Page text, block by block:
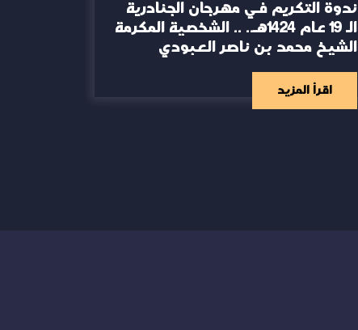
ندوة التكريم في مهرجان الجنادرية
الـ 19 عام 1424هـ.. .. الشخصية المكرمة
الشيخ محمد بن ناصر العبودي
اقرأ المزيد